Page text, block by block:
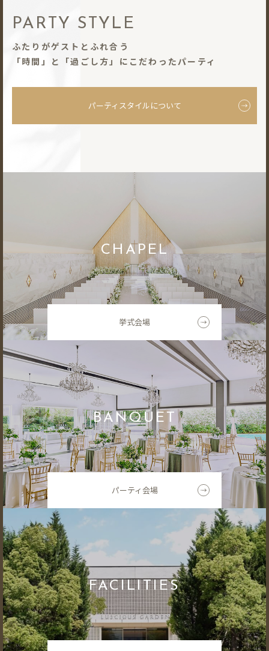
PARTY STYLE
ふたりがゲストとふれ合う
「時間」と「過ごし⽅」にこだわったパーティ
パーティスタイルについて
CHAPEL
挙式会場
BANQUET
パーティ会場
FACILITIES